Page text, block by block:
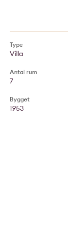
Type
Villa
Antal rum
7
Bygget
1953